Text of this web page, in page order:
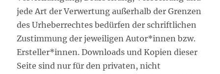
jede Art der Verwertung außerhalb der Grenzen
des Urheberrechtes bedürfen der schriftlichen
Zustimmung der jeweiligen Autor*innen bzw.
Ersteller*innen. Downloads und Kopien dieser
Seite sind nur für den privaten, nicht